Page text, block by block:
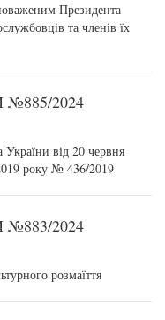
Президента
та членів їх
2024
від 20 червня
року № 436/2019
2024
розмаїття